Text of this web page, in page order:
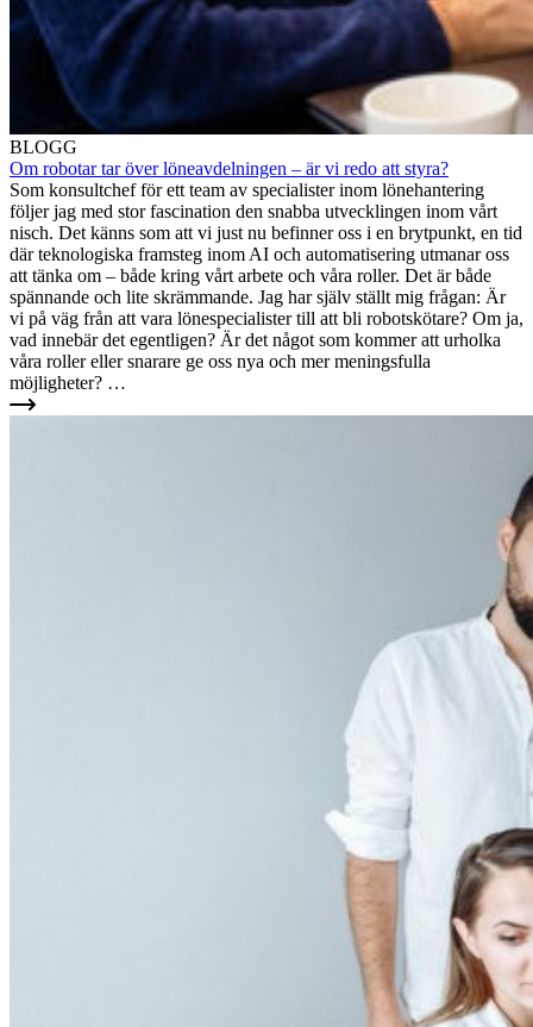
BLOGG
Om robotar tar över löneavdelningen – är vi redo att styra?
Som konsultchef för ett team av specialister inom lönehantering
följer jag med stor fascination den snabba utvecklingen inom vårt
nisch. Det känns som att vi just nu befinner oss i en brytpunkt, en tid
där teknologiska framsteg inom AI och automatisering utmanar oss
att tänka om – både kring vårt arbete och våra roller. Det är både
spännande och lite skrämmande. Jag har själv ställt mig frågan: Är
vi på väg från att vara lönespecialister till att bli robotskötare? Om ja,
vad innebär det egentligen? Är det något som kommer att urholka
våra roller eller snarare ge oss nya och mer meningsfulla
möjligheter? …